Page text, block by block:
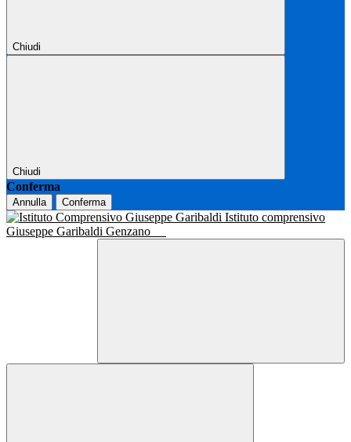
Chiudi
Chiudi
Conferma
Annulla Conferma
Istituto comprensivo
Giuseppe Garibaldi Genzano